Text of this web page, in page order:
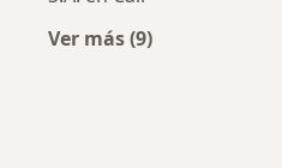
Ver más (9)